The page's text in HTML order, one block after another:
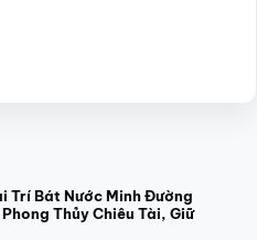
Trí Bát Nước Minh Đường
Thủy Chiêu Tài, Giữ